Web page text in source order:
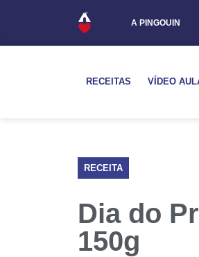
A PINGOUIN
RECEITAS VÍDEO
RECEITA
Dia do
150g